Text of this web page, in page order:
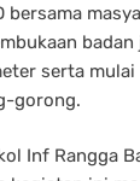
bersama
badan
serta mulai
gorong.
Inf Rangga